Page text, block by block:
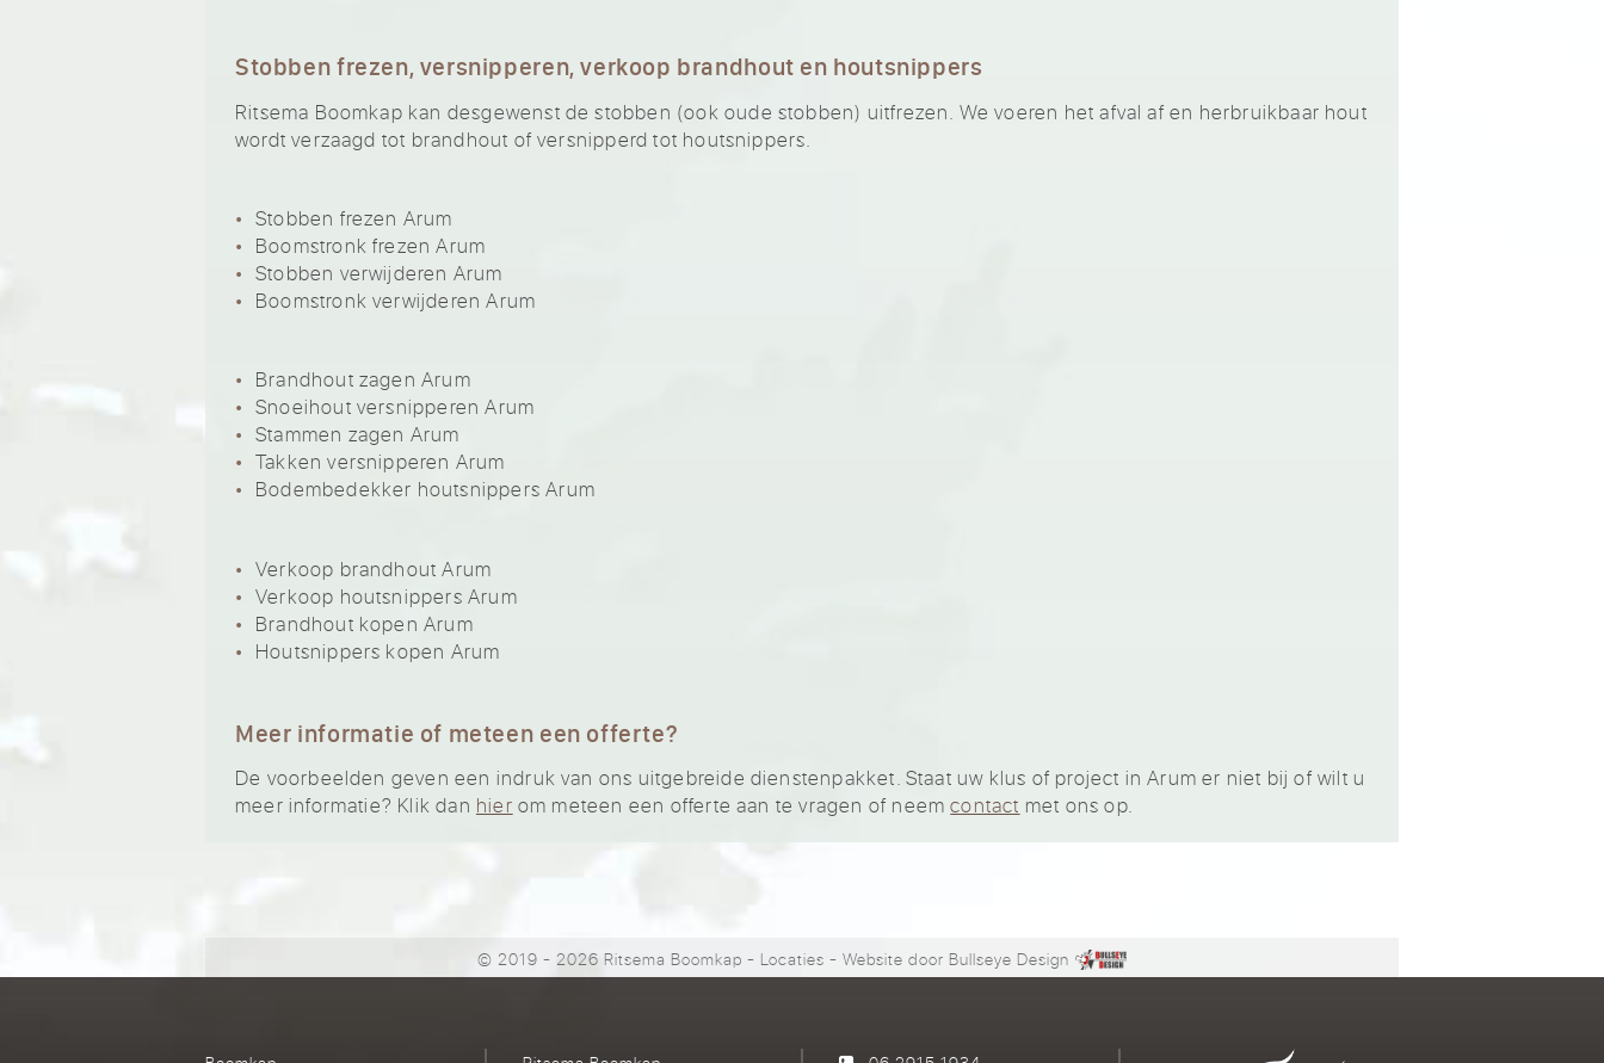
Stobben frezen, versnipperen, verkoop brandhout en houtsnippers
Ritsema Boomkap kan desgewenst de stobben (ook oude stobben) uitfrezen. We voeren het afval af en herbruikbaar hout
wordt verzaagd tot brandhout of versnipperd tot houtsnippers.
Stobben frezen Arum
Boomstronk frezen Arum
Stobben verwijderen Arum
Boomstronk verwijderen Arum
Brandhout zagen Arum
Snoeihout versnipperen Arum
Stammen zagen Arum
Takken versnipperen Arum
Bodembedekker houtsnippers Arum
Verkoop brandhout Arum
Verkoop houtsnippers Arum
Brandhout kopen Arum
Houtsnippers kopen Arum
Meer informatie of meteen een offerte?
De voorbeelden geven een indruk van ons uitgebreide dienstenpakket. Staat uw klus of project in Arum er niet bij of wilt u
meer informatie? Klik dan hier om meteen een offerte aan te vragen of neemcontact met ons op.
© 2019 - 2026 Ritsema Boomkap - Locaties - Website door Bullseye Design